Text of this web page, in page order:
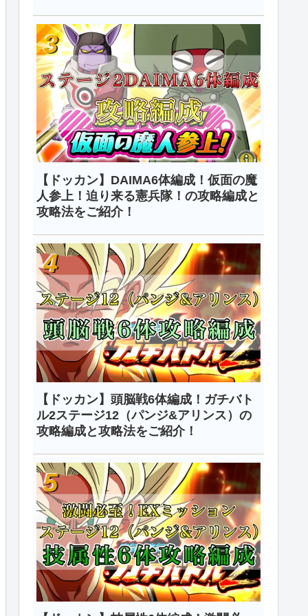
【ドッカン】DAIMA6体編成！仮面の魔
人参上！迫り来る憲兵隊！の攻略編成と
攻略法をご紹介！
【ドッカン】頭脳戦6体編成！ガチバト
ル2ステージ12（パンジ&アリンス）の
攻略編成と攻略法をご紹介！